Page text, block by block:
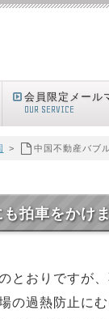
会員限定メール
OUR SERVICE
> 中国不動産バブ
拍車をかけ
とおりですが
の過熱防止に